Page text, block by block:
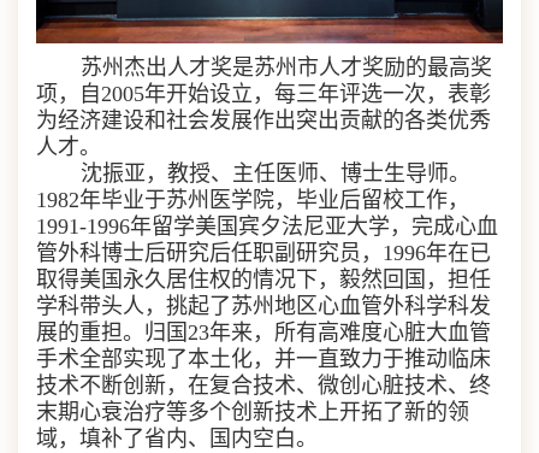
苏州杰出人才奖是苏州市人才奖励的最高奖
项，自 2005年开始设立，每三年评选一次，表彰
为经济建设和社会发展作出突出贡献的各类优秀
人才。
沈振亚，教授、主任医师、博士生导师。
1982年毕业于苏州医学院，毕业后留校工作，
1991-1996年留学美国宾夕法尼亚大学，完成心血
管外科博士后研究后任职副研究员， 1996年在已
取得美国永久居住权的情况下，毅然回国，担任
学科带头人，挑起了苏州地区心血管外科学科发
展的重担。归国23年来，所有高难度心脏大血管
手术全部实现了本土化，并一直致力于推动临床
技术不断创新，在复合技术、微创心脏技术、终
末期心衰治疗等多个创新技术上开拓了新的领
域，填补了省内、国内空白。